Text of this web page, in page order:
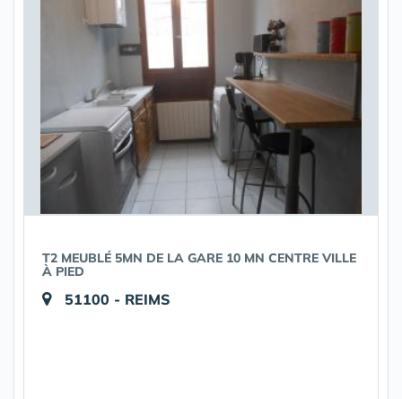
T2 MEUBLÉ 5MN DE LA GARE 10 MN CENTRE VILLE
À PIED
51100 - REIMS